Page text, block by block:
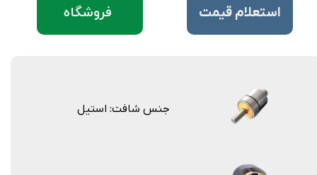
جنس شافت: استیل
فروشگاه ​استعلام قیمت